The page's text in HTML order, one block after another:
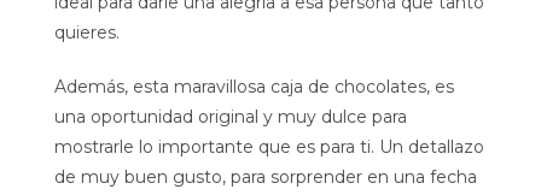
quieres.
Además, esta maravillosa caja de chocolates, es
una oportunidad original y muy dulce para
mostrarle lo importante que es para ti. Un detallazo
de muy buen gusto, para sorprender en una fecha